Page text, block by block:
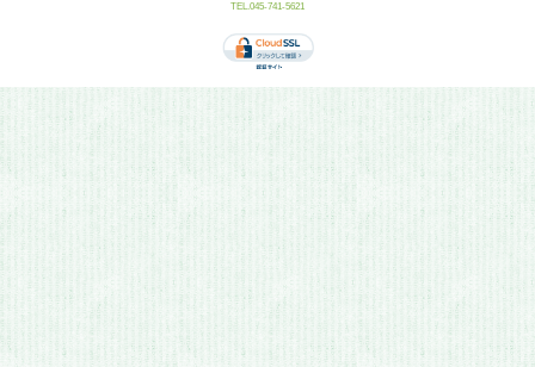
TEL.045-741-5621